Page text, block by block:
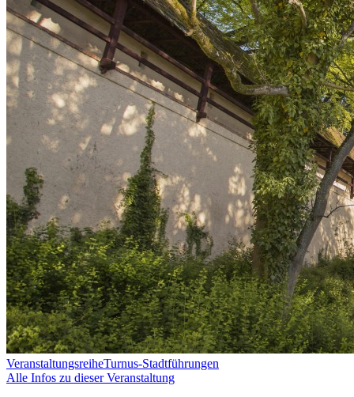
VeranstaltungsreiheTurnus-Stadtführungen
Alle Infos zu dieser Veranstaltung